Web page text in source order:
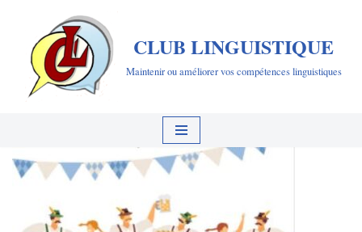
Aller
contenu
CLUB LINGUISTIQUE
Maintenir ou améliorer vos compétences linguistiques